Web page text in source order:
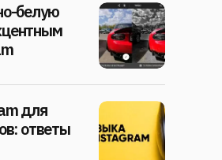
белую
для
ответы